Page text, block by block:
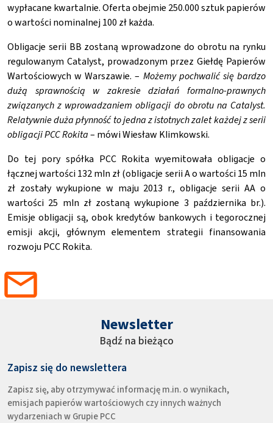
wypłacane kwartalnie. Oferta obejmie 250.000 sztuk papierów
o wartości nominalnej 100 zł każda.
Obligacje serii BB zostaną wprowadzone do obrotu na rynku
regulowanym Catalyst, prowadzonym przez Giełdę Papierów
Wartościowych w Warszawie. – Możemy pochwalić się bardzo
dużą sprawnością w zakresie działań formalno-prawnych
związanych z wprowadzaniem obligacji do obrotu na Catalyst.
Relatywnie duża płynność to jedna z istotnych zalet każdej z serii
obligacji PCC Rokita– mówi Wiesław Klimkowski.
Do tej pory spółka PCC Rokita wyemitowała obligacje o
łącznej wartości 132 mln zł (obligacje serii A o wartości 15 mln
zł zostały wykupione w maju 2013 r., obligacje serii AA o
wartości 25 mln zł zostaną wykupione 3 października br.).
Emisje obligacji są, obok kredytów bankowych i tegorocznej
emisji akcji, głównym elementem strategii finansowania
rozwoju PCC Rokita.
Newsletter
Bądź na bieżąco
Zapisz się do newslettera
Zapisz się, aby otrzymywać informację m.in. o wynikach,
emisjach papierów wartościowych czy innych ważnych
wydarzeniach w Grupie PCC